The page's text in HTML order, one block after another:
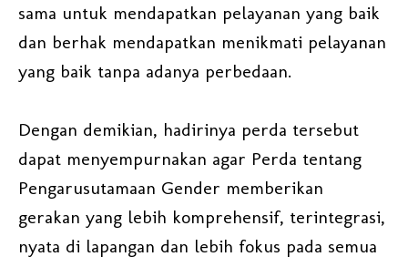
sama untuk mendapatkan pelayanan yang baik
dan berhak mendapatkan menikmati pelayanan
yang baik tanpa adanya perbedaan.
Dengan demikian, hadirinya perda tersebut
dapat menyempurnakan agar Perda tentang
Pengarusutamaan Gender memberikan
gerakan yang lebih komprehensif, terintegrasi,
nyata di lapangan dan lebih fokus pada semua